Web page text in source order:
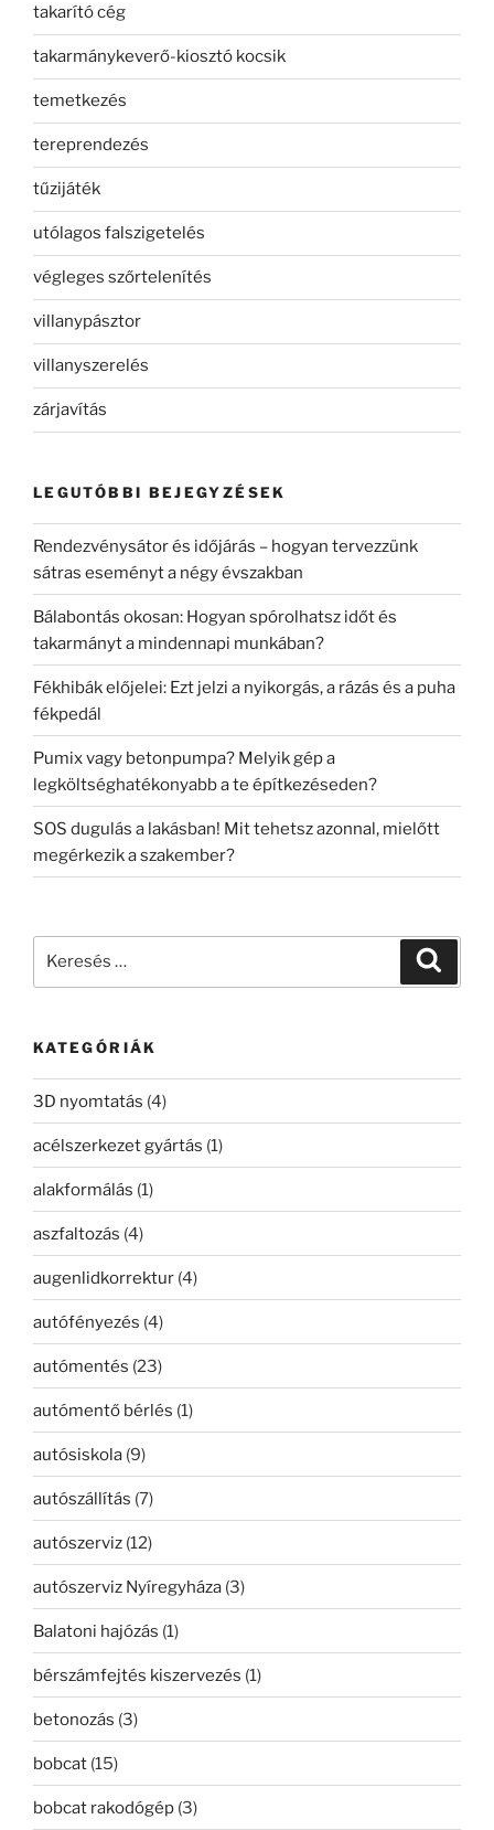
takarító cég
takarmánykeverő-kiosztó kocsik
temetkezés
tereprendezés
tűzijáték
utólagos falszigetelés
végleges szőrtelenítés
villanypásztor
villanyszerelés
zárjavítás
LEGUTÓBBI BEJEGYZÉSEK
Rendezvénysátor és időjárás – hogyan tervezzünk
sátras eseményt a négy évszakban
Bálabontás okosan: Hogyan spórolhatsz időt és
takarmányt a mindennapi munkában?
Fékhibák előjelei: Ezt jelzi a nyikorgás, a rázás és a puha
fékpedál
Pumix vagy betonpumpa? Melyik gép a
legköltséghatékonyabb a te építkezéseden?
SOS dugulás a lakásban! Mit tehetsz azonnal, mielőtt
megérkezik a szakember?
KATEGÓRIÁK
3D nyomtatás (4)
acélszerkezet gyártás (1)
alakformálás (1)
aszfaltozás (4)
augenlidkorrektur (4)
autófényezés (4)
autómentés (23)
autómentő bérlés (1)
autósiskola (9)
autószállítás (7)
autószerviz (12)
autószerviz Nyíregyháza (3)
Balatoni hajózás (1)
bérszámfejtés kiszervezés (1)
betonozás (3)
bobcat (15)
bobcat rakodógép (3)